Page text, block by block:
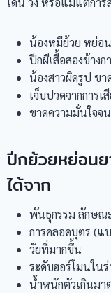
น้องหมีย้วย หย่อ
ปีกผีเสื้อสองข้างก
น้องสาวผิดรูป ขา
เจ็บปวดจากการ
ขาดความมั่นใจจ
ปีกย้วยหย่อนย
ได้จาก
พันธุกรรม ลักษณ
การคลอดบุตร (แ
วัยที่มากขึ้น
ระดับฮอร์โมนใน
น้ำหนักตัวเกินมา